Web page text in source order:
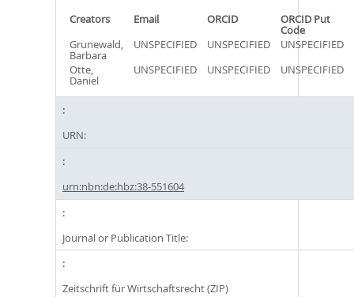
Creators Email ORCID ORCID Put
Code
Grunewald,
Barbara
UNSPECIFIED UNSPECIFIED
UNSPECIFIED
Otte,
Daniel
UNSPECIFIED UNSPECIFIED UNSPECIFIED
URN:
urn:nbn:de:hbz:38-551604
Journal or Publication Title:
Zeitschrift für Wirtschaftsrecht (ZIP)